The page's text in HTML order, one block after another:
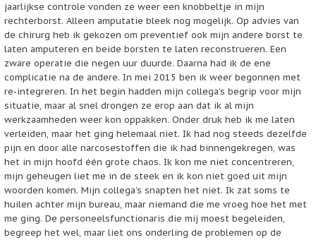
jaarlijkse controle vonden ze weer een knobbeltje in mijn
rechterborst. Alleen amputatie bleek nog mogelijk. Op advies van
de chirurg heb ik gekozen om preventief ook mijn andere borst te
laten amputeren en beide borsten te laten reconstrueren. Een
zware operatie die negen uur duurde. Daarna had ik de ene
complicatie na de andere. In mei 2015 ben ik weer begonnen met
re-integreren. In het begin hadden mijn collega’s begrip voor mijn
situatie, maar al snel drongen ze erop aan dat ik al mijn
werkzaamheden weer kon oppakken. Onder druk heb ik me laten
verleiden, maar het ging helemaal niet. Ik had nog steeds dezelfde
pijn en door alle narcosestoffen die ik had binnengekregen, was
het in mijn hoofd één grote chaos. Ik kon me niet concentreren,
mijn geheugen liet me in de steek en ik kon niet goed uit mijn
woorden komen. Mijn collega’s snapten het niet. Ik zat soms te
huilen achter mijn bureau, maar niemand die me vroeg hoe het met
me ging. De personeelsfunctionaris die mij moest begeleiden,
begreep het wel, maar liet ons onderling de problemen op de